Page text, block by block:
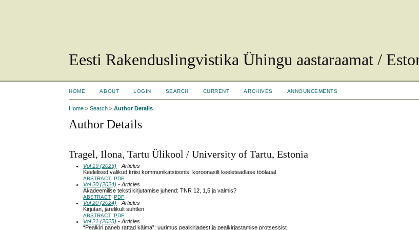
Eesti Rakenduslingvistika Ühingu aastaraamat /
HOME ABOUT LOGIN SEARCH CURRENT ARCHIVES ANNOUNCEMENTS
Home >Search >Author Details
Author Details
Tragel, Ilona, Tartu Ülikool / University of Tartu, Estonia
Vol 19 (2023) - Articles
Keelelised valikud kriisi kommunikatsioonis: koroonasilt keeleteadlase töölaual
ABSTRACT PDF
Vol 20 (2024) - Articles
Akadeemilise teksti kirjutamise juhend: TNR 12, 1,5 ja valmis?
ABSTRACT PDF
Vol 20 (2024) - Articles
Kirjutan, järelikult suhtlen
ABSTRACT PDF
Vol 21 (2025) - Articles
“Pealkiri paneb rattad käima”: uurimus pealkirjadest ja pealkirjastamise protsessist